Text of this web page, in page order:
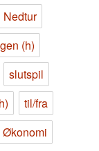
Nedtur
(h)
slutspil
til/fra
Økonomi